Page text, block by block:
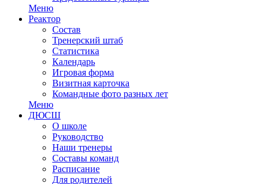
Меню
Реактор
Состав
Тренерский штаб
Статистика
Календарь
Игровая форма
Визитная карточка
Командные фото разных лет
Меню
ДЮСШ
О школе
Руководство
Наши тренеры
Составы команд
Расписание
Для родителей